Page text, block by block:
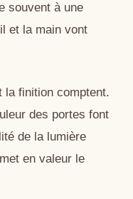
souvent à une
et la main vont
la finition comptent.
des portes font
de la lumière
en valeur le